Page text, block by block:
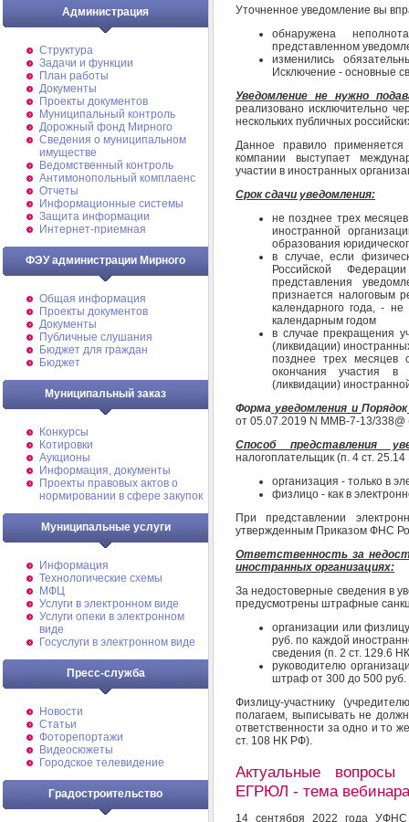
Администрация
Структура
Задачи и функции
План работы
Документы
Проекты документов
Муниципальный контроль
Дорожный фонд Мирного
Cведения о муниципальном
имуществе
Ведомственный контроль
Антимонопольный комплаенс
Отчеты
Информационные системы
Защита информации
Интернет-приемная
ФЭУ администрации Мирного
Общая информация
Проекты документов
Документы
Публичные слушания
Бюджет для граждан
Бюджет
Муниципальный заказ
Конкурсы
Котировки
Аукционы
Информация, документы
Проекты правовых актов о
нормировании в сфере закупок
Муниципальные услуги
Информация
Технологические схемы
МФЦ
Услуги в электронном виде
Услуги опеки в электронном
виде
Госуслуги в электронном виде
Пресс-служба
Новости
Статьи
Фоторепортажи
Видеосюжеты
Городское телевидение
Градостроительство
Уточненное уведомление вы
обнаружена
представленном
изменились
Исключение - основные
Уведомление не нужно
реализовано исключительно
нескольких публичных
Данное правило
компании выступает
участии в иностранных
Срок сдачи уведомления:
не позднее трех
иностранной
образования
в случае, если
Российской
представления
признается налоговым
календарного года, -
календарным годом
в случае прекращения
(ликвидации)
позднее трех месяцев
окончания участия в
(ликвидации)
Форма уведомления и Порядок
от 05.07.2019 N ММВ-7-13/338@
Способ представления
налогоплательщик (п. 4 ст.
организация - только в
физлицо - как в
При представлении
утвержденным Приказом ФНС
Ответственность за
иностранных организациях:
За недостоверные сведения в
предусмотрены штрафные
организации или
руб. по каждой
сведения (п. 2 ст. 129.6
руководителю
штраф от 300 до 500
Физлицу-участнику
полагаем, выписывать не
ответственности за одно и то
ст. 108 НК РФ).
Актуальные
ЕГРЮЛ - тема вебинара
14 сентября 2022 года УФНС